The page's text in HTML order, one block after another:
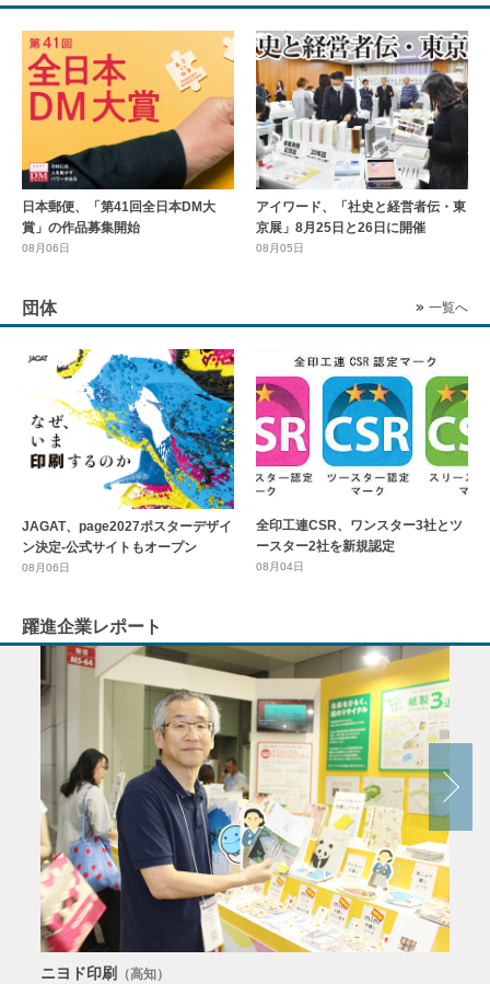
日本郵便、「第41回全日本DM大
賞」の作品募集開始
08月06日
アイワード、「社史と経営者伝・東
京展」8月25日と26日に開催
08月05日
団体 一覧へ
JAGAT、page2027ポスターデザイ
ン決定-公式サイトもオープン
08月06日
全印工連CSR、ワンスター3社とツ
ースター2社を新規認定
08月04日
躍進企業レポート
ニヨド印刷 （高知）